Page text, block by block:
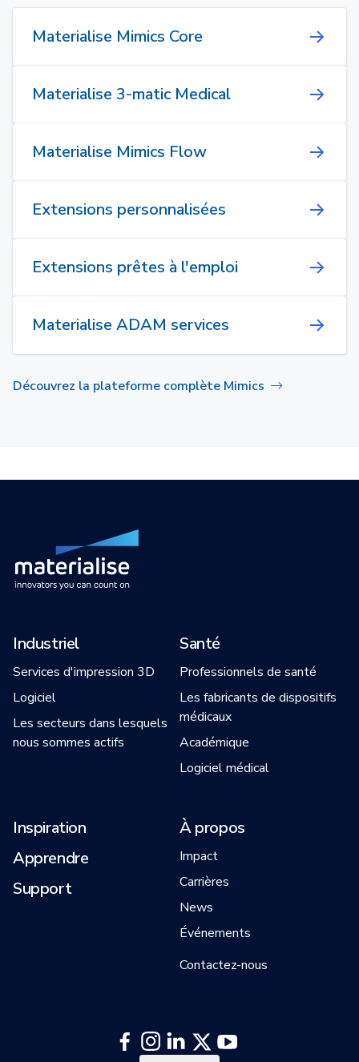
Materialise Mimics Core
Materialise 3-matic Medical
Materialise Mimics Flow
Extensions personnalisées
Extensions prêtes à l'emploi
Materialise ADAM services
Découvrez la plateforme complète Mimics
Industriel
Services d'impression 3D
Logiciel
Les secteurs dans lesquels
nous sommes actifs
Santé
Professionnels de santé
Les fabricants de dispositifs
médicaux
Académique
Logiciel médical
Inspiration
Apprendre
Support
À propos
Impact
Carrières
News
Événements
Contactez-nous